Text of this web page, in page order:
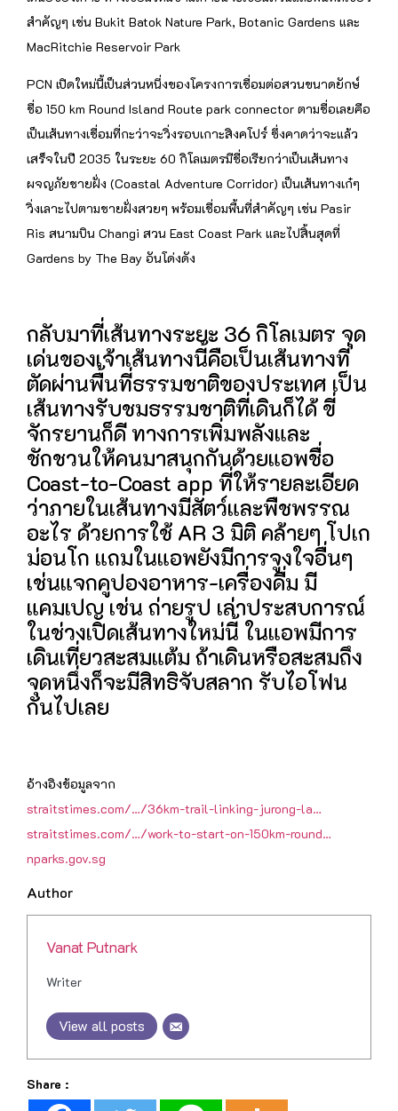
สำคัญๆ เช่น Bukit Batok Nature Park, Botanic Gardens และ
MacRitchie Reservoir Park
PCN เปิดใหม่นี้เป็นส่วนหนึ่งของโครงการเชื่อมต่อสวนขนาดยักษ์
ชื่อ 150 km Round Island Route park connector ตามชื่อเลยคือ
เป็นเส้นทางเชื่อมที่กะว่าจะวิ่งรอบเกาะสิงคโปร์ ซึ่งคาดว่าจะแล้ว
เสร็จในปี 2035 ในระยะ 60 กิโลเมตรมีชื่อเรียกว่าเป็นเส้นทาง
ผจญภัยชายฝั่ง (Coastal Adventure Corridor) เป็นเส้นทางเก๋ๆ
วิ่งเลาะไปตามชายฝั่งสวยๆ พร้อมเชื่อมพื้นที่สำคัญๆ เช่น Pasir
Ris สนามบิน Changi สวน East Coast Park และไปสิ้นสุดที่
Gardens by The Bay อันโด่งดัง
กลับมาที่เส้นทางระยะ 36 กิโลเมตร จุด
เด่นของเจ้าเส้นทางนี้คือเป็นเส้นทางที่
ตัดผ่านพื้นที่ธรรมชาติของประเทศ เป็น
เส้นทางรับชมธรรมชาติที่เดินก็ได้ ขี่
จักรยานก็ดี ทางการเพิ่มพลังและ
ชักชวนให้คนมาสนุกกันด้วยแอพชื่อ
Coast-to-Coast app ที่ให้รายละเอียด
ว่าภายในเส้นทางมีสัตว์และพืชพรรณ
อะไร ด้วยการใช้ AR 3 มิติ คล้ายๆ โปเก
ม่อนโก แถมในแอพยังมีการจูงใจอื่นๆ
เช่นแจกคูปองอาหาร-เครื่องดื่ม มี
แคมเปญ เช่น ถ่ายรูป เล่าประสบการณ์
ในช่วงเปิดเส้นทางใหม่นี้ ในแอพมีการ
เดินเที่ยวสะสมแต้ม ถ้าเดินหรือสะสมถึง
จุดหนึ่งก็จะมีสิทธิจับสลาก รับไอโฟน
กันไปเลย
อ้างอิงข้อมูลจาก
straitstimes.com/…/36km-trail-linking-jurong-la…
straitstimes.com/…/work-to-start-on-150km-round…
nparks.gov.sg
Author
Vanat Putnark
Writer
View all posts
Share :